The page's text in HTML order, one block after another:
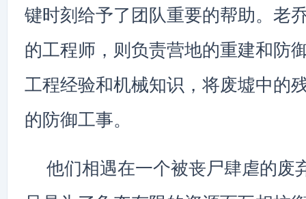
键时刻给予了团队重要的帮助。老
的工程师，则负责营地的重建和防
工程经验和机械知识，将废墟中的
的防御工事。
他们相遇在一个被丧尸肆虐的废